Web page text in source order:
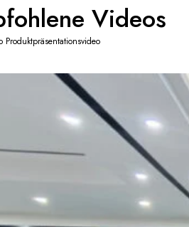
Videos
Produktpräsentationsvideo